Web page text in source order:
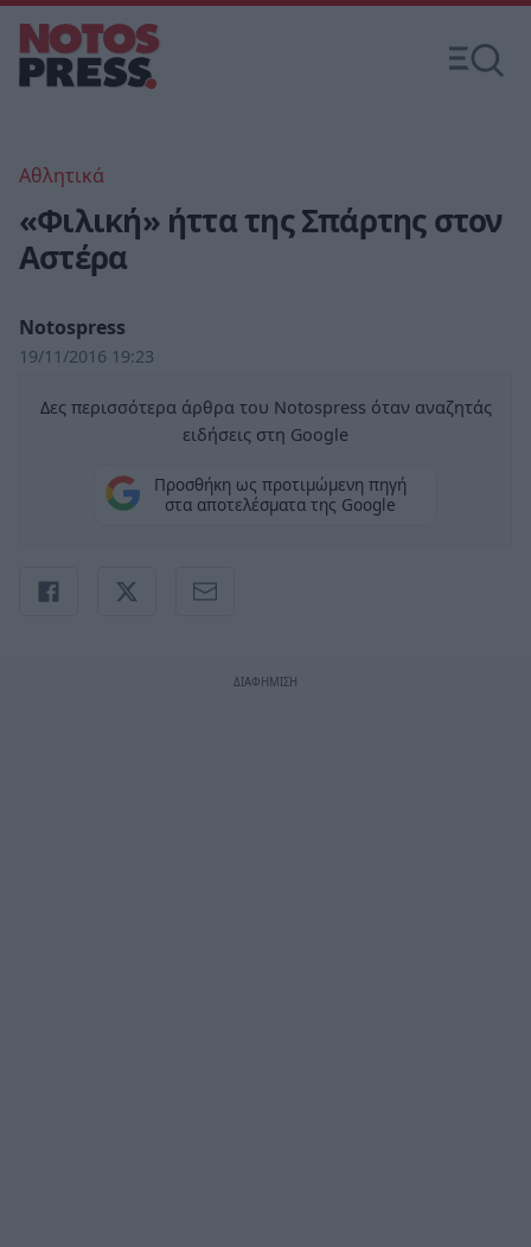
Αθλητικά
«Φιλική» ήττα της Σπάρτης στον
Αστέρα
Notospress
19/11/2016 19:23
Δες περισσότερα άρθρα του Notospress όταν αναζητάς
ειδήσεις στη Google
Προσθήκη ως προτιμώμενη πηγή
στα αποτελέσματα της Google